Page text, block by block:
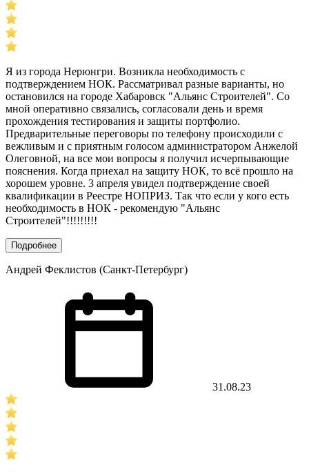
Я из города Нерюнгри. Возникла необходимость с
подтверждением НОК. Рассматривал разные варианты, но
остановился на городе Хабаровск "Альянс Строителей". Со
мной оперативно связались, согласовали день и время
прохождения тестирования и защиты портфолио.
Предварительные переговоры по телефону происходили с
вежливым и с приятным голосом администратором Анжелой
Олеговной, на все мои вопросы я получил исчерпывающие
пояснения. Когда приехал на защиту НОК, то всё прошло на
хорошем уровне. 3 апреля увидел подтверждение своей
квалификации в Реестре НОПРИЗ. Так что если у кого есть
необходимость в НОК - рекомендую "Альянс
Строителей"!!!!!!!!!
Подробнее
Андрей Феклистов (Санкт-Петербург)
31.08.23